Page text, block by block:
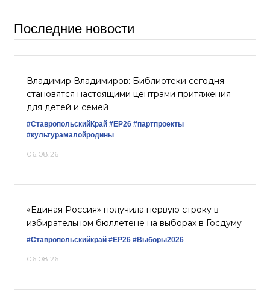
Последние новости
Владимир Владимиров: Библиотеки сегодня
становятся настоящими центрами притяжения
для детей и семей
#СтавропольскийКрай #ЕР26 #партпроекты
#культурамалойродины
06.08.26
«Единая Россия» получила первую строку в
избирательном бюллетене на выборах в Госдуму
#Ставропольскийкрай #ЕР26 #Выборы2026
06.08.26